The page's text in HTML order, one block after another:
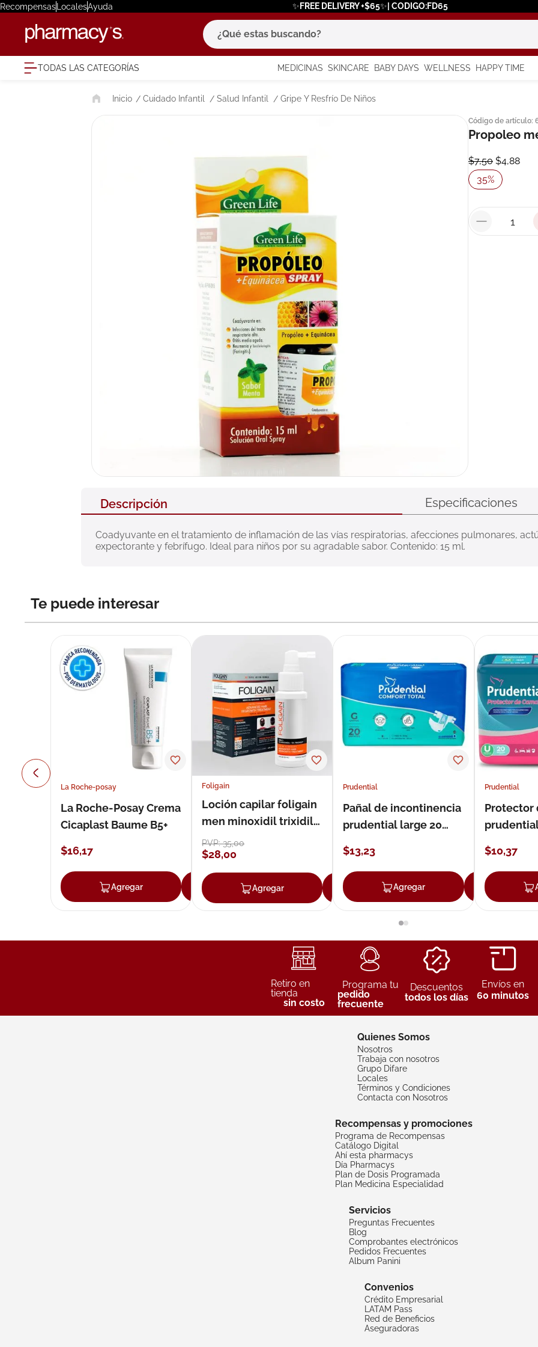
RecompensasLocalesAyuda ✨FREE DELIVERY +$65✨| CODIGO:FD65
¿Qué estas buscando?
TODAS LAS CATEGORÍAS MEDICINAS SKINCARE BABY DAYS WELLNESS HAPPY TIME
Cuidado Infantil Salud Infantil Gripe Y Resfrío De Niños
Código de artículo:
Propoleo
$7,50 $4,88
35%
Descripción Especificaciones
Coadyuvante en el tratamiento de inflamación de las vías respiratorias, afecciones pulmonares,
expectorante y febrífugo. Ideal para niños por su agradable sabor. Contenido: 15 ml.
Te puede interesar
La Roche-posay
La Roche-Posay Crema
Cicaplast Baume B5+
$16,17
Agregar Agregar
Foligain
Loción capilar foligain
men minoxidil trixidil
loción 59 ml
PVP:35,00
$28,00
Agregar Agregar
Prudential
Pañal de incontinencia
prudential large 20
$13,23
Agregar
Prudential
Protector
$10,37
Retiro en
tienda
sin costo
Programa tu
pedido
frecuente
Descuentos
todos los días
Envíos en
60 minutos
Quienes Somos
Nosotros
Trabaja con nosotros
Grupo Difare
Locales
Términos y Condiciones
Contacta con Nosotros
Recompensas y promociones
Programa de Recompensas
Catálogo Digital
Ahí esta pharmacys
Día Pharmacys
Plan de Dosis Programada
Plan Medicina Especialidad
Servicios
Preguntas Frecuentes
Blog
Comprobantes electrónicos
Pedidos Frecuentes
Album Panini
Convenios
Crédito Empresarial
LATAM Pass
Red de Beneficios
Aseguradoras
términos más buscados
1. eucerin
5. cerave
6. degraler
8. roche posay
pañales
nivea